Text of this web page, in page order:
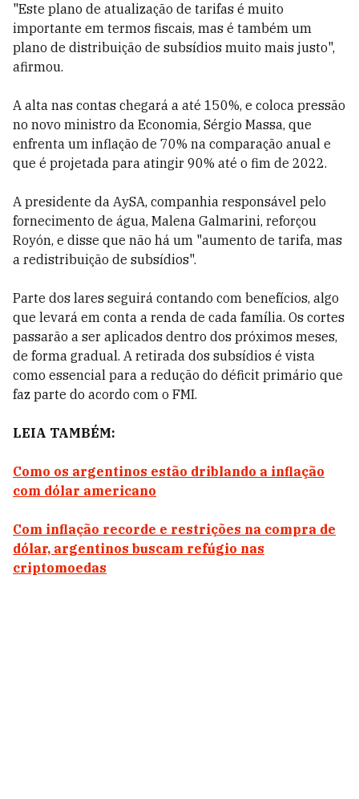
"Este plano de atualização de tarifas é muito
importante em termos fiscais, mas é também um
plano de distribuição de subsídios muito mais justo",
afirmou.
A alta nas contas chegará a até 150%, e coloca pressão
no novo ministro da Economia, Sérgio Massa, que
enfrenta um inflação de 70% na comparação anual e
que é projetada para atingir 90% até o fim de 2022.
A presidente da AySA, companhia responsável pelo
fornecimento de água, Malena Galmarini, reforçou
Royón, e disse que não há um "aumento de tarifa, mas
a redistribuição de subsídios".
Parte dos lares seguirá contando com benefícios, algo
que levará em conta a renda de cada família. Os cortes
passarão a ser aplicados dentro dos próximos meses,
de forma gradual. A retirada dos subsídios é vista
como essencial para a redução do déficit primário que
faz parte do acordo com o FMI.
LEIA TAMBÉM:
Como os argentinos estão driblando a inflação
com dólar americano
Com inflação recorde e restrições na compra de
dólar, argentinos buscam refúgio nas
criptomoedas